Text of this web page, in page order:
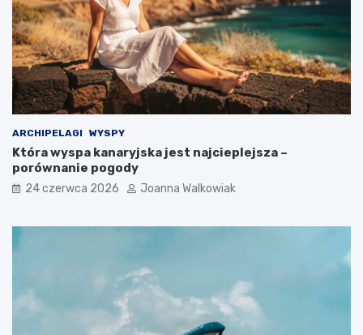
ARCHIPELAGI WYSPY
Która wyspa kanaryjska jest najcieplejsza –
porównanie pogody
24 czerwca 2026 Joanna Walkowiak